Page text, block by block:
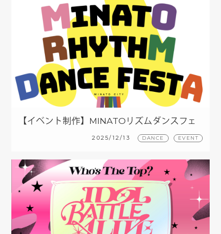
【イベント制作】MINATOリズムダンスフェ
2025/12/13 DANCE EVENT